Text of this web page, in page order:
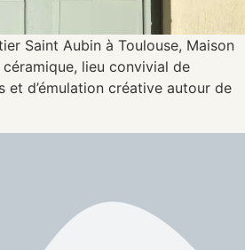
Saint Aubin à Toulouse, Maison
lieu convivial de
et d’émulation créative autour de